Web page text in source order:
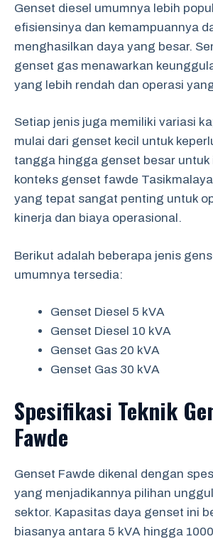
Genset diesel umumnya lebih
efisiensinya dan kemampuannya
menghasilkan daya yang besar.
genset gas menawarkan
yang lebih rendah dan operasi
Setiap jenis juga memiliki variasi
mulai dari genset kecil untuk
tangga hingga genset besar untuk
konteks genset fawde
yang tepat sangat penting untuk
kinerja dan biaya operasional.
Berikut adalah beberapa jenis
umumnya tersedia:
Genset Diesel 5 kVA
Genset Diesel 10 kVA
Genset Gas 20 kVA
Genset Gas 30 kVA
Spesifikasi Teknik
Fawde
Genset Fawde dikenal dengan
yang menjadikannya pilihan
sektor. Kapasitas daya genset ini
biasanya antara 5 kVA hingga